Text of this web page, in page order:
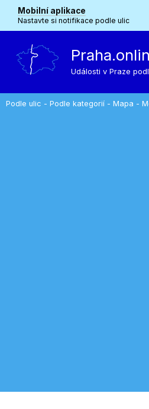
Mobilní aplikace
Nastavte si notifikace podle ulic
Události v Praze
Podle ulic - Podle kategorií - Mapa -